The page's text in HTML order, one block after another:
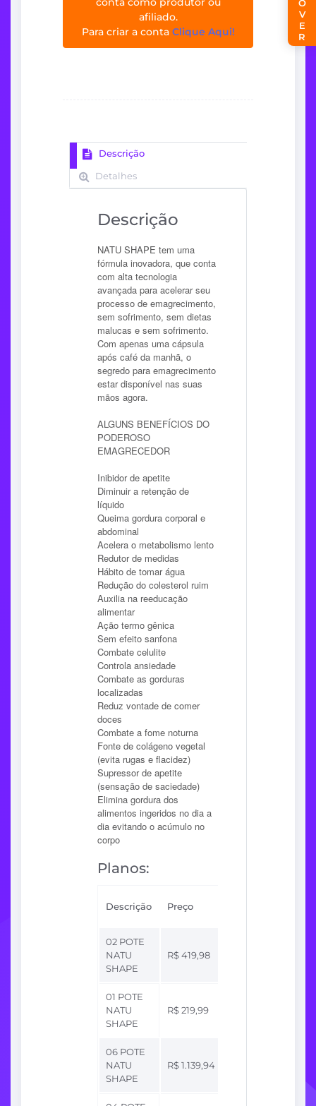
afiliado.
Para criar a conta Clique Aqui!
Descrição
Detalhes
Descrição
NATU SHAPE tem uma
fórmula inovadora, que conta
com alta tecnologia
avançada para acelerar seu
processo de emagrecimento,
sem sofrimento, sem dietas
malucas e sem sofrimento.
Com apenas uma cápsula
após café da manhã, o
segredo para emagrecimento
estar disponível nas suas
mãos agora.
ALGUNS BENEFÍCIOS DO
PODEROSO
EMAGRECEDOR
Inibidor de apetite
Diminuir a retenção de
líquido
Queima gordura corporal e
abdominal
Acelera o metabolismo lento
Redutor de medidas
Hábito de tomar água
Redução do colesterol ruim
Auxilia na reeducação
alimentar
Ação termo gênica
Sem efeito sanfona
Combate celulite
Controla ansiedade
Combate as gorduras
localizadas
Reduz vontade de comer
doces
Combate a fome noturna
Fonte de colágeno vegetal
(evita rugas e flacidez)
Supressor de apetite
(sensação de saciedade)
Elimina gordura dos
alimentos ingeridos no dia a
dia evitando o acúmulo no
corpo
Planos:
Descrição Preço
02 POTE
NATU
SHAPE
R$ 419,98
01 POTE
NATU
SHAPE
R$ 219,99
06 POTE
NATU
SHAPE
R$ 1.139,94